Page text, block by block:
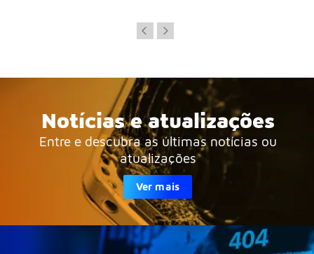
Notícias e atualizações
Entre e descubra as últimas notícias ou
atualizações
Ver mais